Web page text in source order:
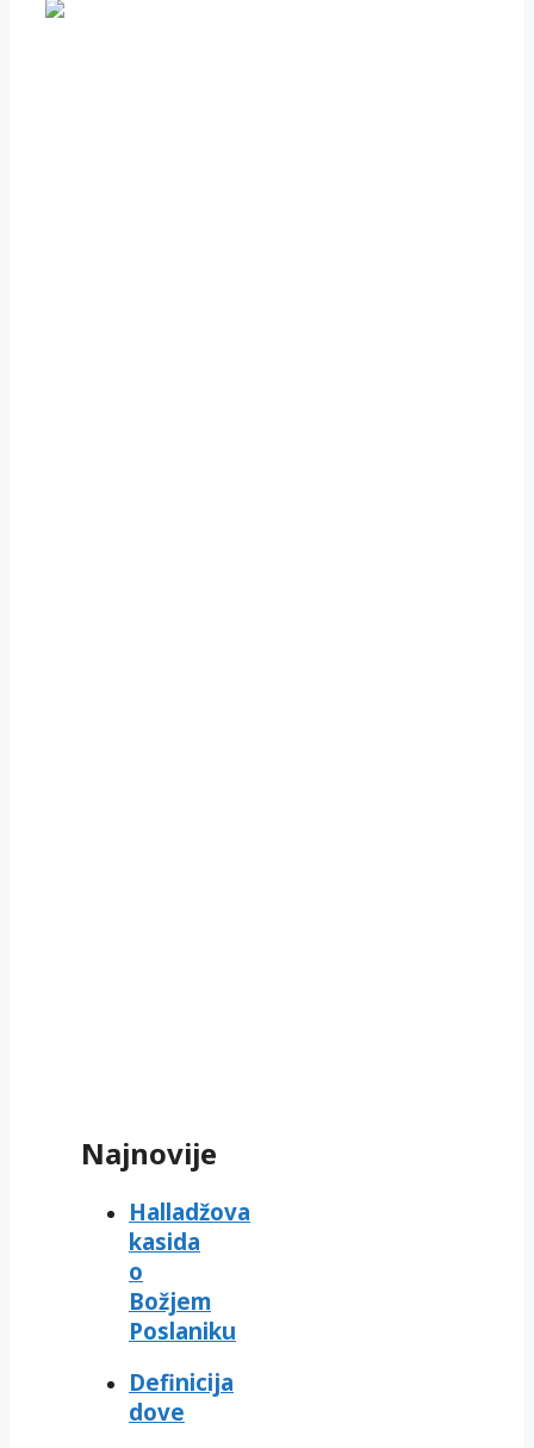
Najnovije
Halladžova
kasida
o
Božjem
Poslaniku
Definicija
dove